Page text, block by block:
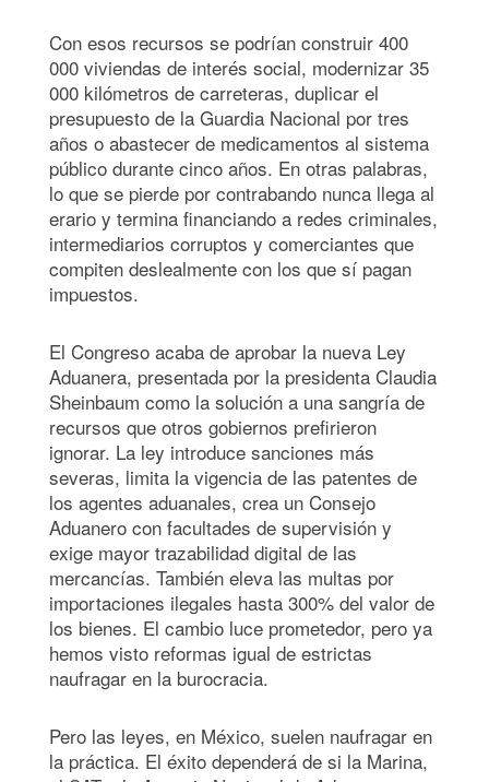
Con esos recursos se podrían construir 400
000 viviendas de interés social, modernizar 35
000 kilómetros de carreteras, duplicar el
presupuesto de la Guardia Nacional por tres
años o abastecer de medicamentos al sistema
público durante cinco años. En otras palabras,
lo que se pierde por contrabando nunca llega al
erario y termina financiando a redes criminales,
intermediarios corruptos y comerciantes que
compiten deslealmente con los que sí pagan
impuestos.
El Congreso acaba de aprobar la nueva Ley
Aduanera, presentada por la presidenta Claudia
Sheinbaum como la solución a una sangría de
recursos que otros gobiernos prefirieron
ignorar. La ley introduce sanciones más
severas, limita la vigencia de las patentes de
los agentes aduanales, crea un Consejo
Aduanero con facultades de supervisión y
exige mayor trazabilidad digital de las
mercancías. También eleva las multas por
importaciones ilegales hasta 300% del valor de
los bienes. El cambio luce prometedor, pero ya
hemos visto reformas igual de estrictas
naufragar en la burocracia.
Pero las leyes, en México, suelen naufragar en
la práctica. El éxito dependerá de si la Marina,